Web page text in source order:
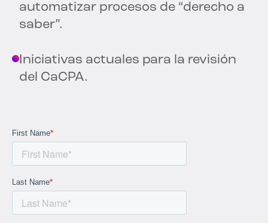
automatizar procesos de “derecho a
saber”.
Iniciativas actuales para la revisión
del CaCPA.